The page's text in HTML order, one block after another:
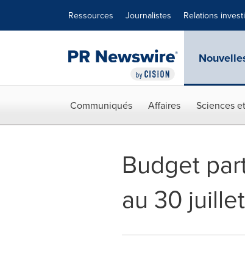
Ressources Journalistes Relations
Communiqués Affaires Sciences
Budget
au 30